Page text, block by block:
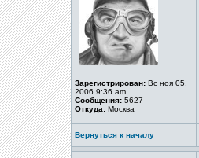
Зарегистрирован: Вс ноя 05,
2006 9:36 am
Сообщения: 5627
Откуда: Москва
Вернуться к началу